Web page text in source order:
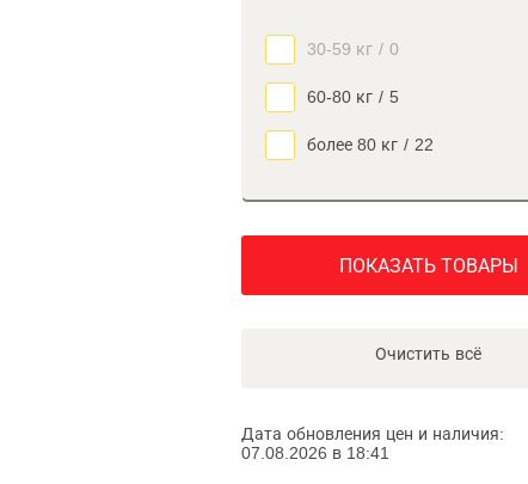
30-59 кг / 0
60-80 кг / 5
более 80 кг / 22
ПОКАЗАТЬ ТОВАРЫ
Очистить всё
Дата обновления цен и наличия:
07.08.2026 в 18:41